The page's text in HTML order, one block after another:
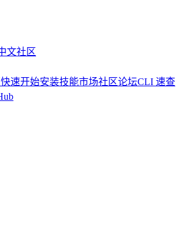
文社区
快速开始安装技能市场社区论坛CLI 速查